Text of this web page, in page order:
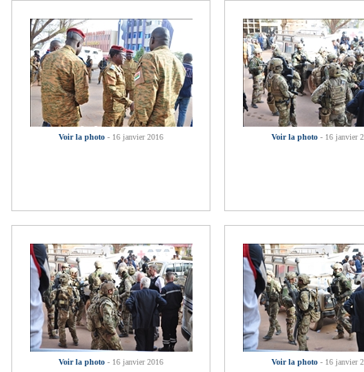
Voir la photo - 16 janvier 2016 Voir la photo - 16 janvier
Voir la photo - 16 janvier 2016 Voir la photo - 16 janvier